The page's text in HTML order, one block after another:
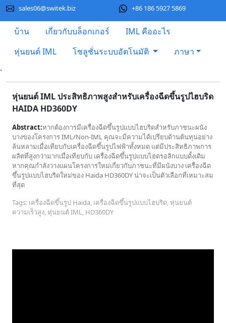
sales06@switek.biz +86 186 5927 5869
บ้าน เกี่ยวกับบล็อกเกอร์
IML คืออะไร
หุ่นยนต์ IML
โซลูชั่นระบบอัตโนมัติ
ภาษา
.
หุ่นยนต์ IML ประสิทธิภาพสูงสำหรับเครื่องฉีดขึ้นรูปไฮบริด
HAIDA HD360DY
Abstract:หากต้องการมีเครื่องฉีดขึ้นรูปแบบไฮบริดสำหรับภาชนะผนัง
บางของโครงการ IML/Non-IML คุณจะมีความได้เปรียบด้านต้นทุนอย่าง
ล้นหลามเมื่อเทียบกับเครื่องฉีดขึ้นรูปไฟฟ้าทั้งหมด แต่มีประสิทธิภาพการ
ผลิตที่สูงกว่ามากเมื่อเทียบกับ เครื่องฉีดขึ้นรูปแบบไฮดรอลิกแบบดั้งเดิม
หากคุณกำลังวางแผนโครงการใหม่เกี่ยวกับภาชนะที่มีผนังบาง เครื่องฉีด
ขึ้นรูปแบบไฮบริดใหม่ของ Haida HD360DY น่าจะเป็นตัวเลือกที่เหมาะสม
ที่สุด
Tags: เครื่องฉีดขึ้นรูป Haida, เครื่องฉีดขึ้นรูปแบบไฮบริด, หุ่นยนต์
ความเร็วสูง, หุ่นยนต์ IML, HD360DY